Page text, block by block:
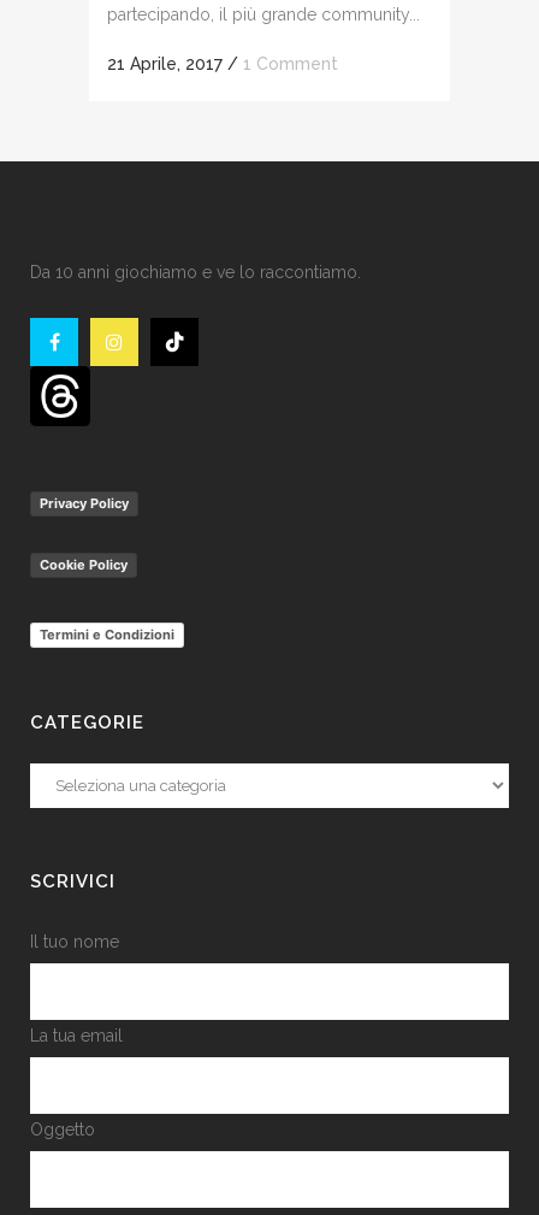
partecipando, il più grande community...
21 Aprile, 2017 / 1 Comment
Da 10 anni giochiamo e ve lo raccontiamo.
Privacy Policy
Cookie Policy
Termini e Condizioni
CATEGORIE
Categorie
SCRIVICI
Il tuo nome
La tua email
Oggetto